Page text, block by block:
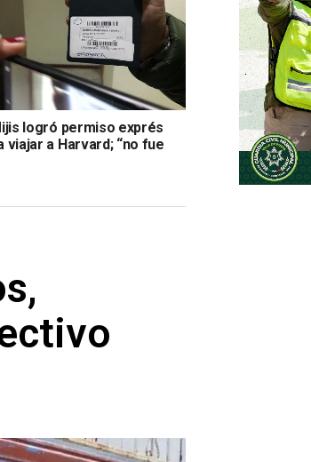
logró permiso exprés
viajar a Harvard; “no fue